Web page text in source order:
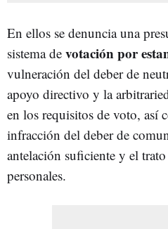
En ellos se denuncia una
sistema de votación por
vulneración del deber de
apoyo directivo y la
en los requisitos de voto, así
infracción del deber de
antelación suficiente y el
personales.